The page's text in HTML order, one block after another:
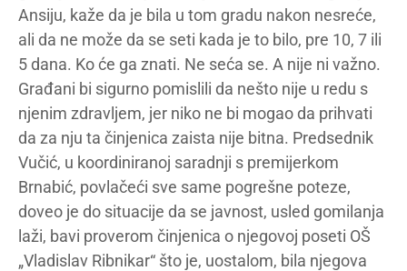
Ansiju, kaže da je bila u tom gradu nakon nesreće,
ali da ne može da se seti kada je to bilo, pre 10, 7 ili
5 dana. Ko će ga znati. Ne seća se. A nije ni važno.
Građani bi sigurno pomislili da nešto nije u redu s
njenim zdravljem, jer niko ne bi mogao da prihvati
da za nju ta činjenica zaista nije bitna. Predsednik
Vučić, u koordiniranoj saradnji s premijerkom
Brnabić, povlačeći sve same pogrešne poteze,
doveo je do situacije da se javnost, usled gomilanja
laži, bavi proverom činjenica o njegovoj poseti OŠ
„Vladislav Ribnikar“ što je, uostalom, bila njegova